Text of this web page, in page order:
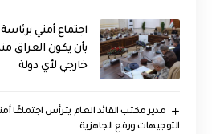
اجتماع أمني
بأن يكون العراق
خارجي لأي دولة
مدير مكتب القائد العام يترأس اجتماعًا
التوجيهات ورفع الجاهزية